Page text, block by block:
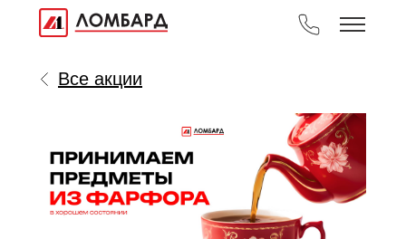
Все акции